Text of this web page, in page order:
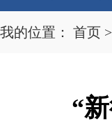
我的位置： 首页 >
“